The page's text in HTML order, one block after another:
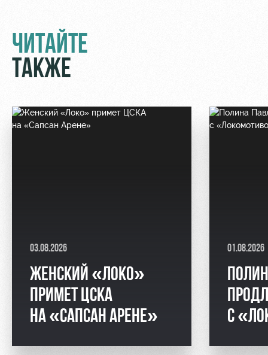
ЧИТАЙТЕ
ТАКЖЕ
03.08.2026
ЖЕНСКИЙ «ЛОКО»
ПРИМЕТ ЦСКА
НА «САПСАН АРЕНЕ»
01.08.2026
С